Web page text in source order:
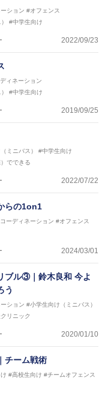
ンプヘッドコーチ
プヘッドコーチ
表サポートコーチ
スタントコーチ
ション #オフェンス
#中学生向け
2022/09/23
ィネーション
#中学生向け
2019/09/25
ミニバス）
#中学生向け
でできる
2022/07/22
らの1on1
ーディネーション #オフェンス
2024/03/01
ブル③｜鈴木良和 今よ
う
ション #小学生向け（ミニバス）
リニック
2020/01/10
チーム戦術
#高校生向け #チームオフェンス